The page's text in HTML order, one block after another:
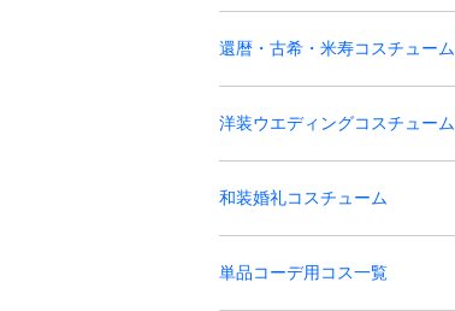
還暦・古希・米寿コスチューム
洋装ウエディングコスチューム
和装婚礼コスチューム
単品コーデ用コス一覧